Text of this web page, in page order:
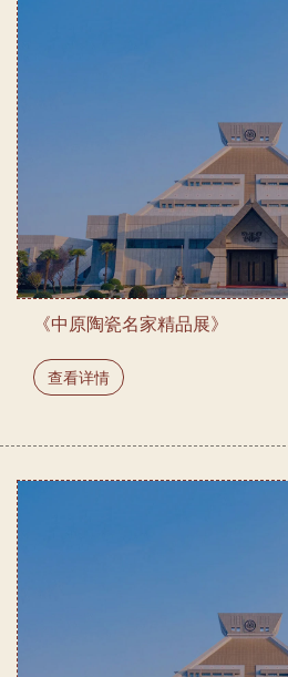
《中原陶瓷名家精品展》
查看详情